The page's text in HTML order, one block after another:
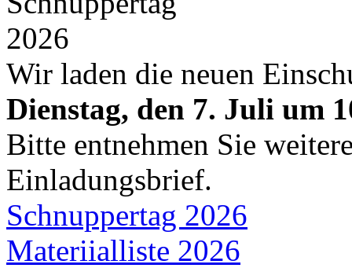
Wir laden die neuen
Dienstag, den 7. Juli um
Bitte entnehmen Sie
Einladungsbrief.
Schnuppertag 2026
Materiialliste 2026